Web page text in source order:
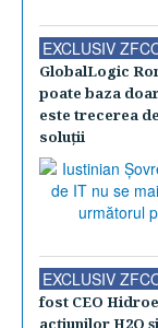
EXCLUSIV
GlobalLogic
poate baza
este trecerea
soluţii
EXCLUSIV
fost CEO
acţiunilor H2O